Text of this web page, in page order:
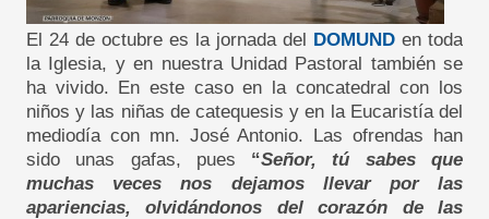
El 24 de octubre es la jornada del DOMUND en toda
la Iglesia, y en nuestra Unidad Pastoral también se
ha vivido. En este caso en la concatedral con los
niños y las niñas de catequesis y en la Eucaristía del
mediodía con mn. José Antonio. Las ofrendas han
sido unas gafas, pues “Señor, tú sabes que
muchas veces nos dejamos llevar por las
apariencias, olvidándonos del corazón de las